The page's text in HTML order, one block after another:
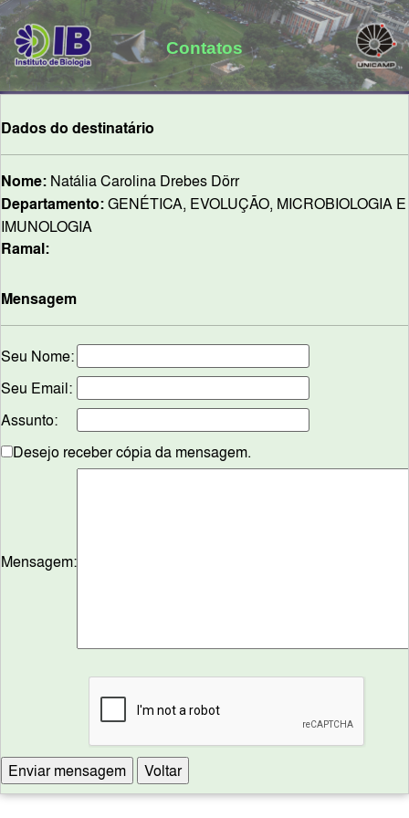
Contatos
Dados do destinatário
Nome: Natália Carolina Drebes Dörr
Departamento:GENÉTICA, EVOLUÇÃO, MICROBIOLOGIA E
IMUNOLOGIA
Ramal:
Mensagem
Seu Nome:
Seu Email:
Assunto:
Desejo receber cópia da mensagem.
Mensagem: